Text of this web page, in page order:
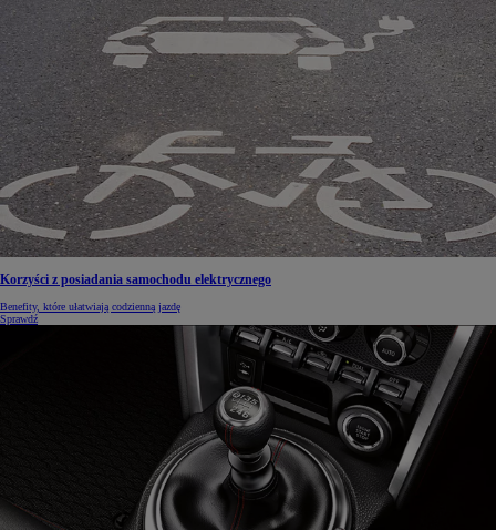
Korzyści z posiadania samochodu elektrycznego
Benefity, które ułatwiają codzienną jazdę
Sprawdź